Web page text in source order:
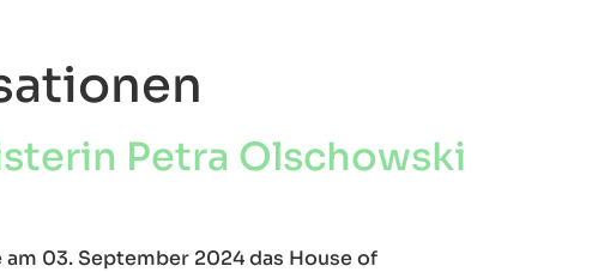
Petra Olschowski
03. September 2024 das House of